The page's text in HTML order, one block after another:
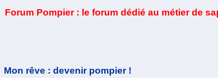
Forum Pompier : le forum dédié au métier de
Mon rêve : devenir pompier !